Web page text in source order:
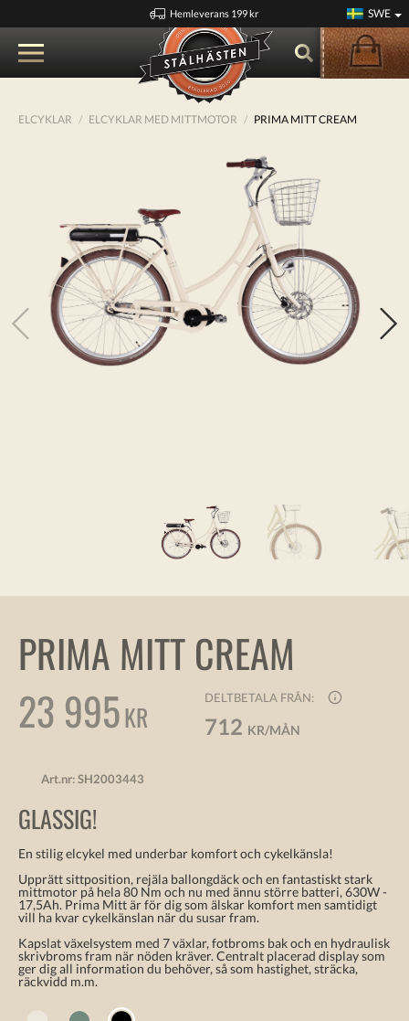
Hemleverans 199 kr SWE
ELCYKLAR ELCYKLAR MED MITTMOTOR PRIMA MITT CREAM
PRIMA MITT CREAM
23 995KR
DELTBETALA FRÅN:
712 KR/MÅN
Art.nr:SH2003443
GLASSIG!
En stilig elcykel med underbar komfort och cykelkänsla!
Upprätt sittposition, rejäla ballongdäck och en fantastiskt stark
mittmotor på hela 80 Nm och nu med ännu större batteri, 630W -
17,5Ah. Prima Mitt är för dig som älskar komfort men samtidigt
vill ha kvar cykelkänslan när du susar fram.
Kapslat växelsystem med 7 växlar, fotbroms bak och en hydraulisk
skrivbroms fram när nöden kräver. Centralt placerad display som
ger dig all information du behöver, så som hastighet, sträcka,
räckvidd m.m.